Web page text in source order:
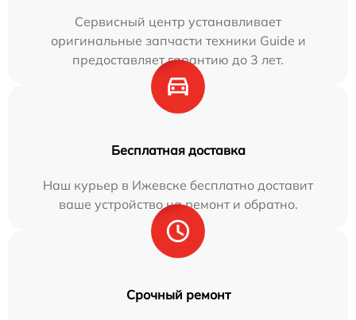
Сервисный центр устанавливает
оригинальные запчасти техники Guide и
предоставляет гарантию до 3 лет.
Бесплатная доставка
Наш курьер в Ижевске бесплатно доставит
ваше устройство на ремонт и обратно.
Срочный ремонт